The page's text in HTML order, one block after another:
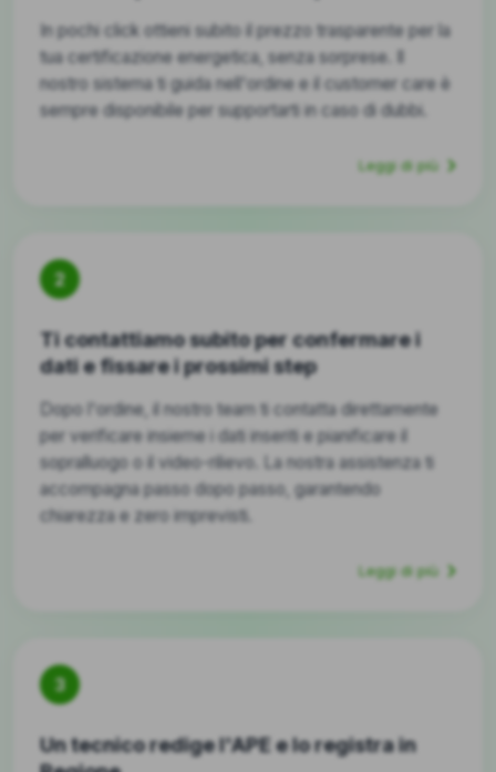
In pochi click ottieni subito il prezzo trasparente per la
tua certificazione energetica, senza sorprese. Il
nostro sistema ti guida nell'ordine e il customer care è
sempre disponibile per supportarti in caso di dubbi.
Leggi di più
2
Ti contattiamo subito per confermare i
dati e fissare i prossimi step
Dopo l'ordine, il nostro team ti contatta direttamente
per verificare insieme i dati inseriti e pianificare il
sopralluogo o il video-rilievo. La nostra assistenza ti
accompagna passo dopo passo, garantendo
chiarezza e zero imprevisti.
Leggi di più
3
Un tecnico redige l'APE e lo registra in